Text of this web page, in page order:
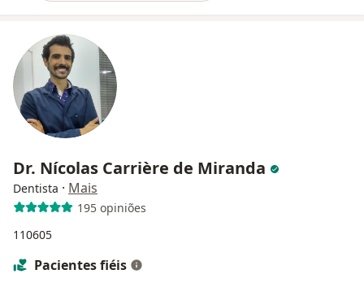
Dr. Nícolas Carrière de Miranda
Dentista · Mais
195 opiniões
110605
Pacientes fiéis